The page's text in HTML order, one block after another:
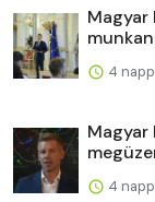
Magyar
4
Magyar
4